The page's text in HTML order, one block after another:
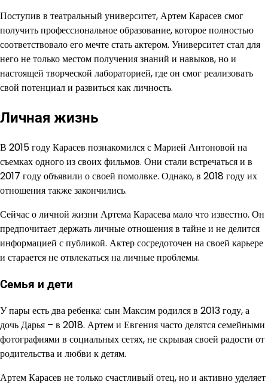
Поступив в театральный университет, Артем Карасев смог
получить профессиональное образование, которое полностью
соответствовало его мечте стать актером. Университет стал для
него не только местом получения знаний и навыков, но и
настоящей творческой лабораторией, где он смог реализовать
свой потенциал и развиться как личность.
Личная жизнь
В 2015 году Карасев познакомился с Марией Антоновой на
съемках одного из своих фильмов. Они стали встречаться и в
2017 году объявили о своей помолвке. Однако, в 2018 году их
отношения также закончились.
Сейчас о личной жизни Артема Карасева мало что известно. Он
предпочитает держать личные отношения в тайне и не делится
информацией с публикой. Актер сосредоточен на своей карьере
и старается не отвлекаться на личные проблемы.
Семья и дети
У пары есть два ребенка: сын Максим родился в 2013 году, а
дочь Дарья – в 2018. Артем и Евгения часто делятся семейными
фотографиями в социальных сетях, не скрывая своей радости от
родительства и любви к детям.
Артем Карасев не только счастливый отец, но и активно уделяет